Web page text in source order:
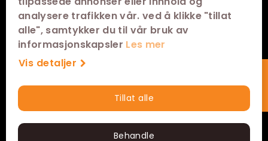
analysere trafikken vår. ved å klikke "tillat
alle", samtykker du til vår bruk av
informasjonskapsler Les mer
Vis detaljer
Tillat alle
Behandle
KONTAKT
FØLG OSS